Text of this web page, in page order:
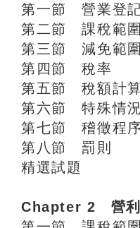
第一節 營業登
第二節 課稅範圍
第三節 減免範圍
第四節 稅率
第五節 稅額計
第六節 特殊情
第七節 稽徵程
第八節 罰則
精選試題
Chapter 2 營利